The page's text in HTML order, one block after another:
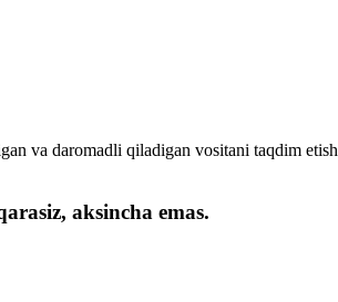
va daromadli qiladigan vositani taqdim
aksincha emas.